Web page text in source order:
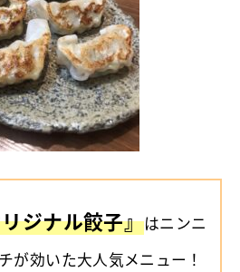
ジナル餃子』はニンニ
が効いた大人気メニュー！